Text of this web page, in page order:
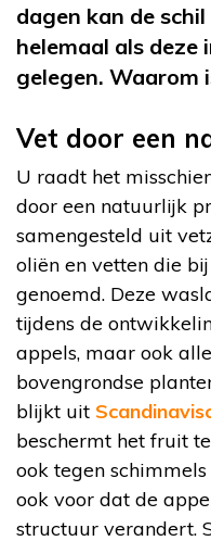
dagen kan de
helemaal als
gelegen. Waarom
Vet door een
U raadt het
door een natuurlijk
samengesteld uit
oliën en vetten die
genoemd. Deze
tijdens de
appels, maar ook
bovengrondse
blijkt uit
beschermt het fruit
ook tegen
ook voor dat de
structuur verandert.